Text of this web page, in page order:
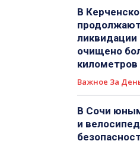
В
очищено
Важное За
В Сочи
и